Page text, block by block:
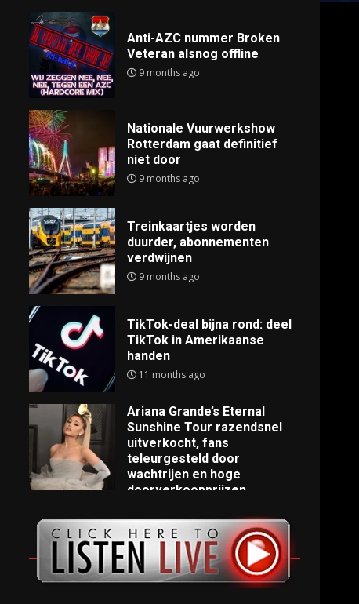
Anti-AZC nummer Broken
Veteran alsnog offline
9 months ago
Nationale Vuurwerkshow
Rotterdam gaat definitief
niet door
9 months ago
Treinkaartjes worden
duurder, abonnementen
verdwijnen
9 months ago
TikTok-deal bijna rond: deel
TikTok in Amerikaanse
handen
11 months ago
Ariana Grande’s Eternal
Sunshine Tour razendsnel
uitverkocht, fans
teleurgesteld door
wachtrijen en hoge
doorverkoopprijzen